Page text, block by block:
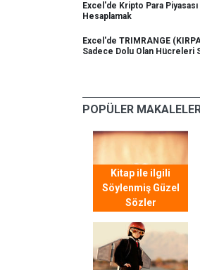
Excel'de Kripto Para
Hesaplamak
Excel'de TRIMRANGE
Sadece Dolu Olan Hücreleri
POPÜLER
Kitap ile ilgili
Söylenmiş Güzel
Sözler